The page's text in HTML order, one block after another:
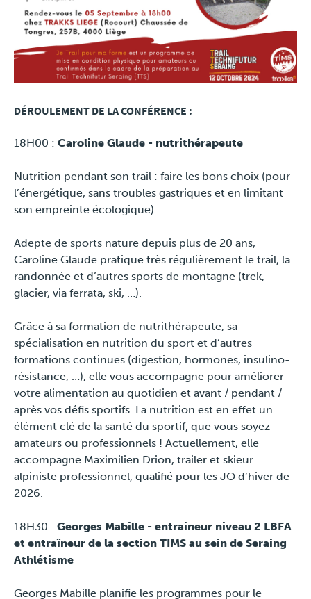
DÉROULEMENT DE LA CONFÉRENCE :
18H00 : Caroline Glaude - nutrithérapeute
Nutrition pendant son trail : faire les bons choix (pour
l’énergétique, sans troubles gastriques et en limitant
son empreinte écologique)
Adepte de sports nature depuis plus de 20 ans,
Caroline Glaude pratique très régulièrement le trail, la
randonnée et d’autres sports de montagne (trek,
glacier, via ferrata, ski, …).
Grâce à sa formation de nutrithérapeute, sa
spécialisation en nutrition du sport et d’autres
formations continues (digestion, hormones, insulino-
résistance, …), elle vous accompagne pour améliorer
votre alimentation au quotidien et avant / pendant /
après vos défis sportifs. La nutrition est en effet un
élément clé de la santé du sportif, que vous soyez
amateurs ou professionnels ! Actuellement, elle
accompagne Maximilien Drion, trailer et skieur
alpiniste professionnel, qualifié pour les JO d’hiver de
2026.
18H30 : Georges Mabille - entraineur niveau 2 LBFA
et entraîneur de la section TIMS au sein de Seraing
Athlétisme
Georges Mabille planifie les programmes pour le